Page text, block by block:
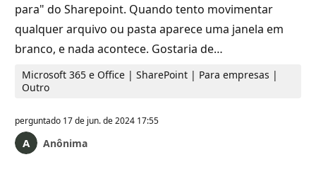
para" do Sharepoint. Quando tento movimentar
qualquer arquivo ou pasta aparece uma janela em
branco, e nada acontece. Gostaria de…
Microsoft 365 e Office | SharePoint | Para empresas |
Outro
perguntado 17 de jun. de 2024 17:55
Anônima